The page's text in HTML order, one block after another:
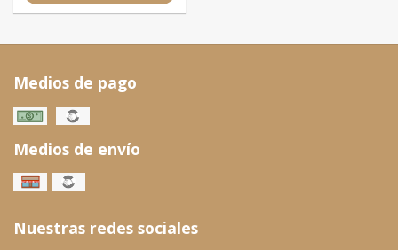
Medios de pago
Medios de envío
Nuestras redes sociales